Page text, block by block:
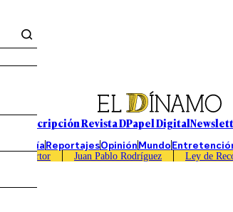
Suscripción Revista DPapel Digital
EconomíaReportajesOpiniónMundo
Caso Sartor Juan Pablo Rodríguez Ley de